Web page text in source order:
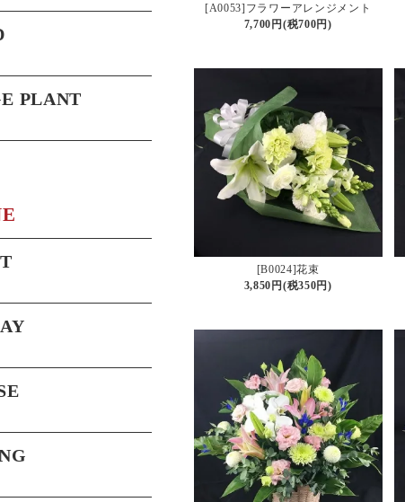
[A0053]フラワーアレンジメント
7,700円(税700円)
[B0024]花束
3,850円(税350円)
PLANT